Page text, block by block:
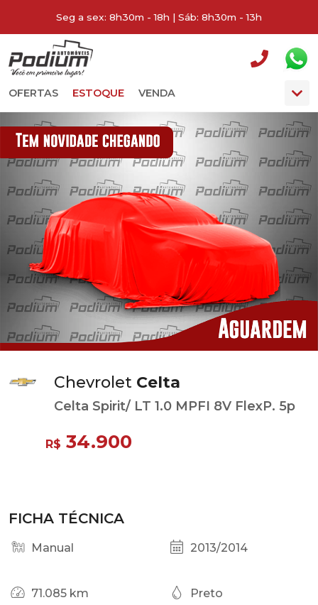
Seg a sex: 8h30m - 18h | Sáb: 8h30m - 13h
OFERTAS ESTOQUE VENDA
Chevrolet Celta
Celta Spirit/ LT 1.0 MPFI 8V FlexP. 5p
R$ 34.900
FICHA TÉCNICA
Manual 2013/2014
71.085 km Preto